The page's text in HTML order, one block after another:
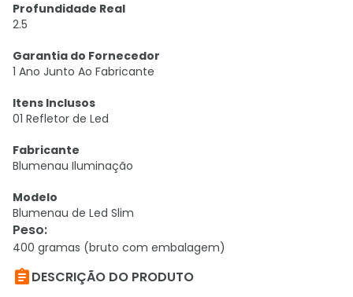
Profundidade Real
2.5
Garantia do Fornecedor
1 Ano Junto Ao Fabricante
Itens Inclusos
01 Refletor de Led
Fabricante
Blumenau Iluminação
Modelo
Blumenau de Led Slim
Peso:
400 gramas (bruto com embalagem)
DESCRIÇÃO DO PRODUTO